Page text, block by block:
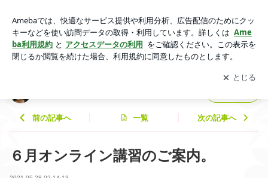
アプリをダウンロードして ブログの更新通知
を受け取りまし
ょう。
開く
前の記事へ 一覧 次の記事へ
６月オンライン講習のご案内。